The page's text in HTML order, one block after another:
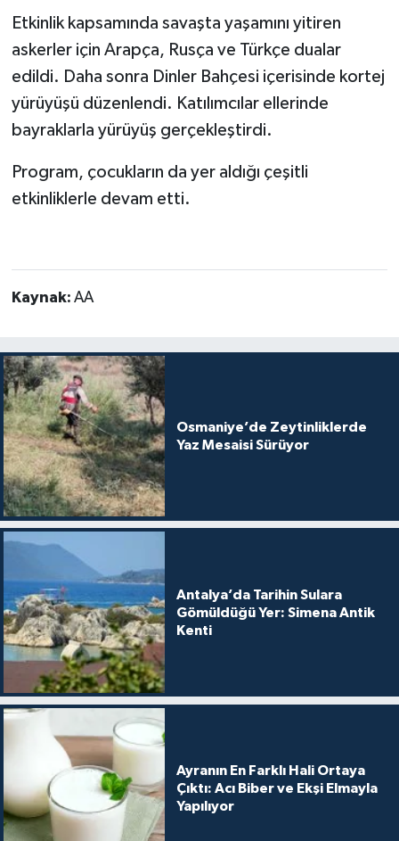
Etkinlik kapsamında savaşta yaşamını yitiren
askerler için Arapça, Rusça ve Türkçe dualar
edildi. Daha sonra Dinler Bahçesi içerisinde kortej
yürüyüşü düzenlendi. Katılımcılar ellerinde
bayraklarla yürüyüş gerçekleştirdi.
Program, çocukların da yer aldığı çeşitli
etkinliklerle devam etti.
Kaynak: AA
Osmaniye’de Zeytinliklerde
Yaz Mesaisi Sürüyor
Antalya’da Tarihin Sulara
Gömüldüğü Yer: Simena Antik
Kenti
Ayranın En Farklı Hali Ortaya
Çıktı: Acı Biber ve Ekşi Elmayla
Yapılıyor